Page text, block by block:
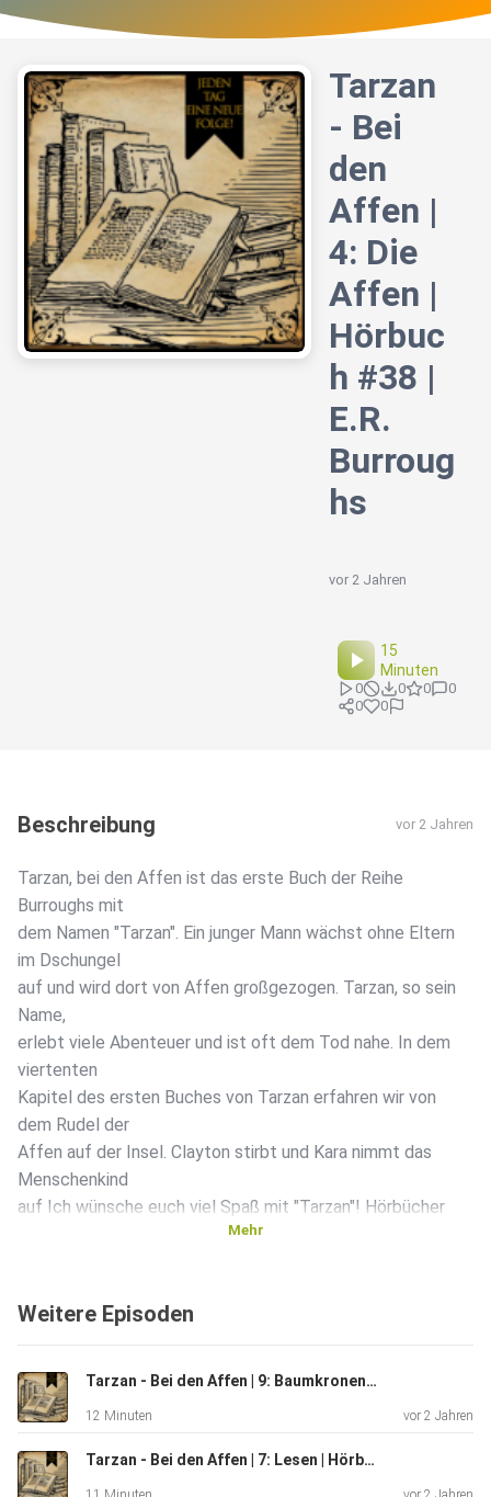
Tarzan
- Bei
den
Affen |
4: Die
Affen |
Hörbuc
h #38 |
E.R.
Burroug
hs
vor 2 Jahren
15
Minuten
0 0 0
0
0
0
Beschreibung vor 2 Jahren
Tarzan, bei den Affen ist das erste Buch der Reihe
Burroughs mit
dem Namen "Tarzan". Ein junger Mann wächst ohne Eltern
im Dschungel
auf und wird dort von Affen großgezogen. Tarzan, so sein
Name,
erlebt viele Abenteuer und ist oft dem Tod nahe. In dem
viertenten
Kapitel des ersten Buches von Tarzan erfahren wir von
dem Rudel der
Affen auf der Insel. Clayton stirbt und Kara nimmt das
Menschenkind
auf Ich wünsche euch viel Spaß mit "Tarzan"! Hörbücher
Mehr
Weitere Episoden
Tarzan - Bei den Affen | 9: Baumkronenjäger | Hörbuch #43 | E.R. Burroughs
12 Minuten vor 2 Jahren
Tarzan - Bei den Affen | 7: Lesen | Hörbuch #41 | E.R. Burroughs